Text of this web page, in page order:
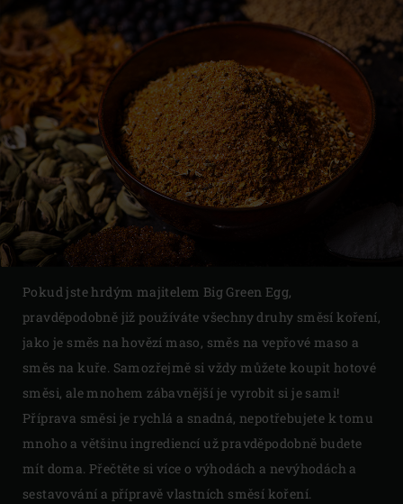
Pokud jste hrdým majitelem Big Green Egg,
pravděpodobně již používáte všechny druhy směsí koření,
jako je směs na hovězí maso, směs na vepřové maso a
směs na kuře. Samozřejmě si vždy můžete koupit hotové
směsi, ale mnohem zábavnější je vyrobit si je sami!
Příprava směsi je rychlá a snadná, nepotřebujete k tomu
mnoho a většinu ingrediencí už pravděpodobně budete
mít doma. Přečtěte si více o výhodách a nevýhodách a
sestavování a přípravě vlastních směsí koření.